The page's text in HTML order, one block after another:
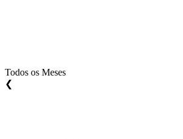
Todos os Meses
❮